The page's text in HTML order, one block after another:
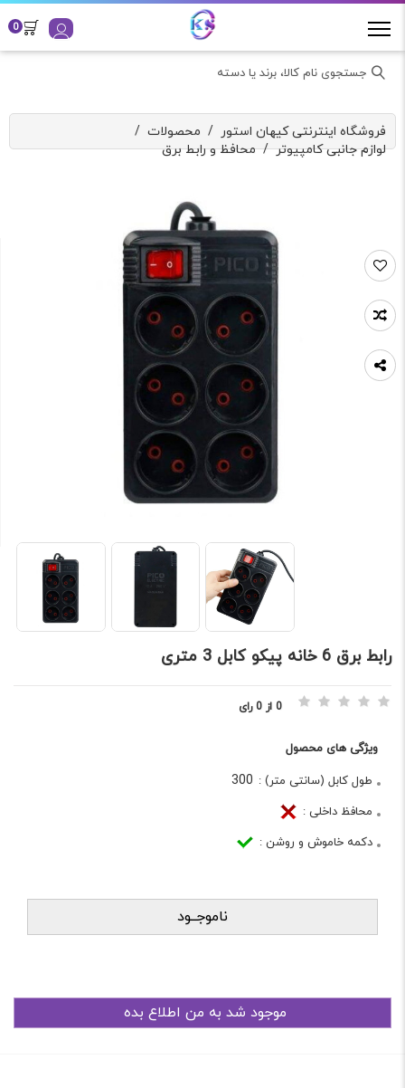
0
جستجوی نام کالا، برند یا دسته
فروشگاه اینترنتی کیهان استور / محصولات /
لوازم جانبی کامپیوتر/محافظ و رابط برق
رابط برق 6 خانه پیکو کابل 3 متری
0 از 0 رای
ویژگی های محصول
طول کابل (سانتی متر) : 300
محافظ داخلی :
دکمه خاموش و روشن :
ناموجــود